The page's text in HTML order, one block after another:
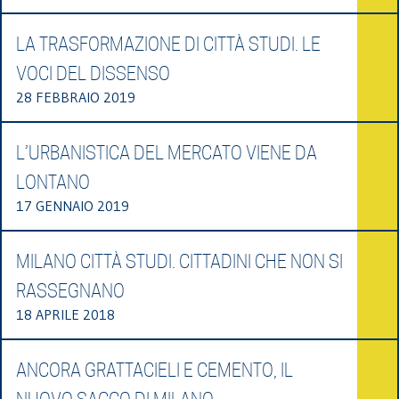
LA TRASFORMAZIONE DI CITTÀ STUDI. LE
VOCI DEL DISSENSO
28 FEBBRAIO 2019
L’URBANISTICA DEL MERCATO VIENE DA
LONTANO
17 GENNAIO 2019
MILANO CITTÀ STUDI. CITTADINI CHE NON SI
RASSEGNANO
18 APRILE 2018
ANCORA GRATTACIELI E CEMENTO, IL